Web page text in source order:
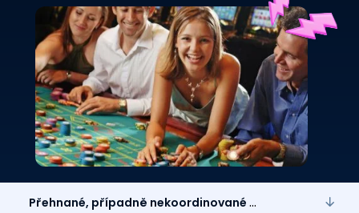
Přehnané, případně nekoordinované rozkládání sázek po celém stole